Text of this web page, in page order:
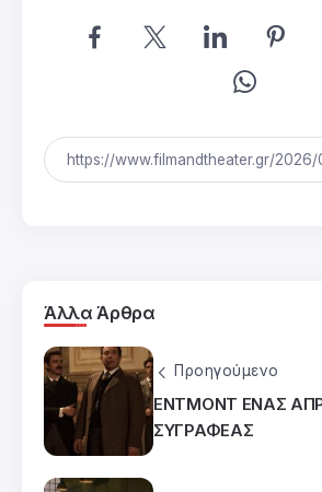
Άλλα Άρθρα
Προηγούμενο
ΕΝΤΜΟΝΤ ΕΝΑΣ
ΣΥΓΡΑΦΕΑΣ